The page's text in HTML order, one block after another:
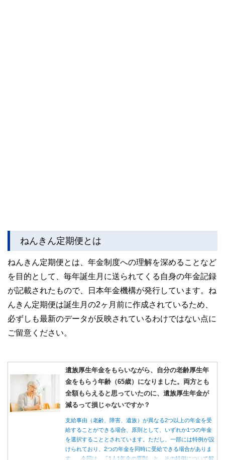
ねんきん定期便とは
ねんきん定期便とは、年金制度への理解を深めることなど
を目的として、毎年誕生月に送られてくる自身の年金記録
が記載されたもので、日本年金機構が発行しています。ね
んきん定期便は誕生月の2ヶ月前に作成されているため、
必ずしも最新のデータが反映されているわけではない点に
ご留意ください。
遺族厚生年金をもらいながら、自分の老齢厚生年
金をもらう年齢（65歳）になりました。両方とも
全額もらえると思っていたのに、遺族厚生年金が
減るって損じゃないですか？
支給事由（老齢、障害、遺族）が異なる2つ以上の年金を受
給することができる場合、原則として、いずれか1つの年金
を選択することとされています。ただし、一部には特例が設
けられており、2つの年金を同時に受給できる場合がありま
す。 今回は、「1人1年金の原則」と、その特例について解